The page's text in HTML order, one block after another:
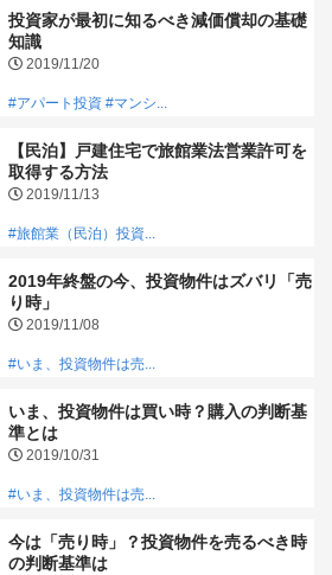
投資家が最初に知るべき減価償却の基礎
知識
2019/11/20
#アパート投資 #マンシ...
【民泊】戸建住宅で旅館業法営業許可を
取得する方法
2019/11/13
#旅館業（民泊）投資...
2019年終盤の今、投資物件はズバリ「売
り時」
2019/11/08
#いま、投資物件は売...
いま、投資物件は買い時？購入の判断基
準とは
2019/10/31
#いま、投資物件は売...
今は「売り時」？投資物件を売るべき時
の判断基準は